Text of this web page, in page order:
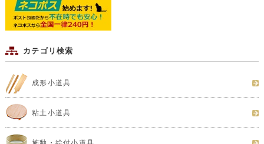
カテゴリ検索
成形小道具
粘土小道具